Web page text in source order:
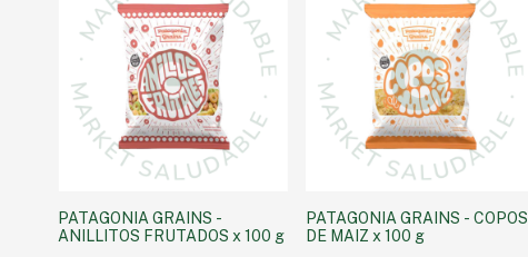
PATAGONIA GRAINS -
ANILLITOS FRUTADOS x 100 g
PATAGONIA GRAINS - COPOS
DE MAIZ x 100 g